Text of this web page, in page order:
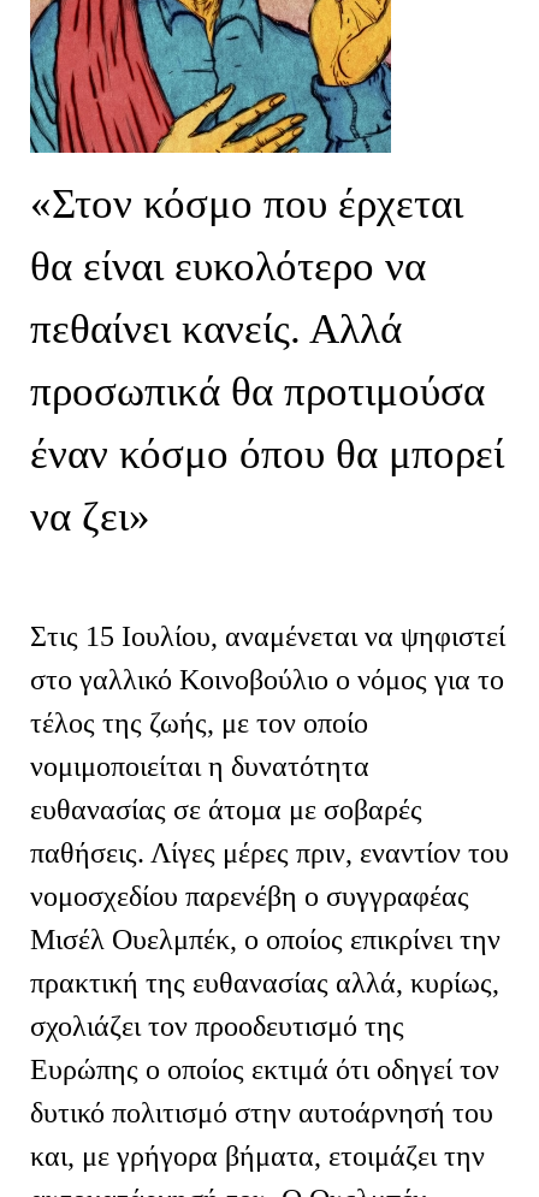
«Στον κόσμο που έρχεται
θα είναι ευκολότερο να
πεθαίνει κανείς. Αλλά
προσωπικά θα προτιμούσα
έναν κόσμο όπου θα μπορεί
να ζει»
Στις 15 Ιουλίου, αναμένεται να ψηφιστεί
στο γαλλικό Κοινοβούλιο ο νόμος για το
τέλος της ζωής, με τον οποίο
νομιμοποιείται η δυνατότητα
ευθανασίας σε άτομα με σοβαρές
παθήσεις. Λίγες μέρες πριν, εναντίον του
νομοσχεδίου παρενέβη ο συγγραφέας
Μισέλ Ουελμπέκ, ο οποίος επικρίνει την
πρακτική της ευθανασίας αλλά, κυρίως,
σχολιάζει τον προοδευτισμό της
Ευρώπης ο οποίος εκτιμά ότι οδηγεί τον
δυτικό πολιτισμό στην αυτοάρνησή του
και, με γρήγορα βήματα, ετοιμάζει την